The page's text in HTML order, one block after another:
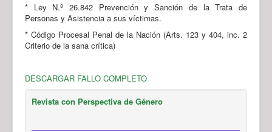
* Ley N.º 26.842 Prevención y Sanción de la Trata de
Personas y Asistencia a sus víctimas.
* Código Procesal Penal de la Nación (Arts. 123 y 404, inc. 2
Criterio de la sana crítica)
DESCARGAR FALLO COMPLETO
Revista con Perspectiva de Género